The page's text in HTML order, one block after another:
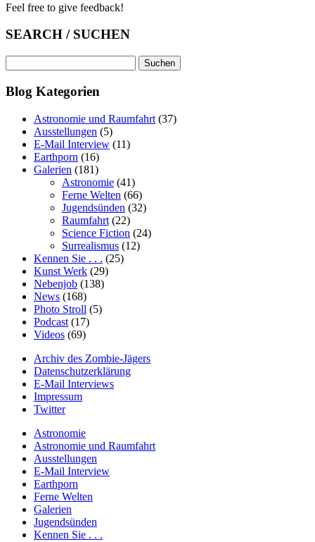
Feel free to give feedback!
SEARCH / SUCHEN
nach:
Blog Kategorien
Astronomie und Raumfahrt (37)
Ausstellungen (5)
E-Mail Interview (11)
Earthporn (16)
Galerien (181)
Astronomie (41)
Ferne Welten (66)
Jugendsünden (32)
Raumfahrt (22)
Science Fiction (24)
Surrealismus (12)
Kennen Sie . . . (25)
Kunst Werk (29)
Nebenjob (138)
News (168)
Photo Stroll (5)
Podcast (17)
Videos (69)
Archiv des Zombie-Jägers
Datenschutzerklärung
E-Mail Interviews
Impressum
Twitter
Astronomie
Astronomie und Raumfahrt
Ausstellungen
E-Mail Interview
Earthporn
Ferne Welten
Galerien
Jugendsünden
Kennen Sie . . .